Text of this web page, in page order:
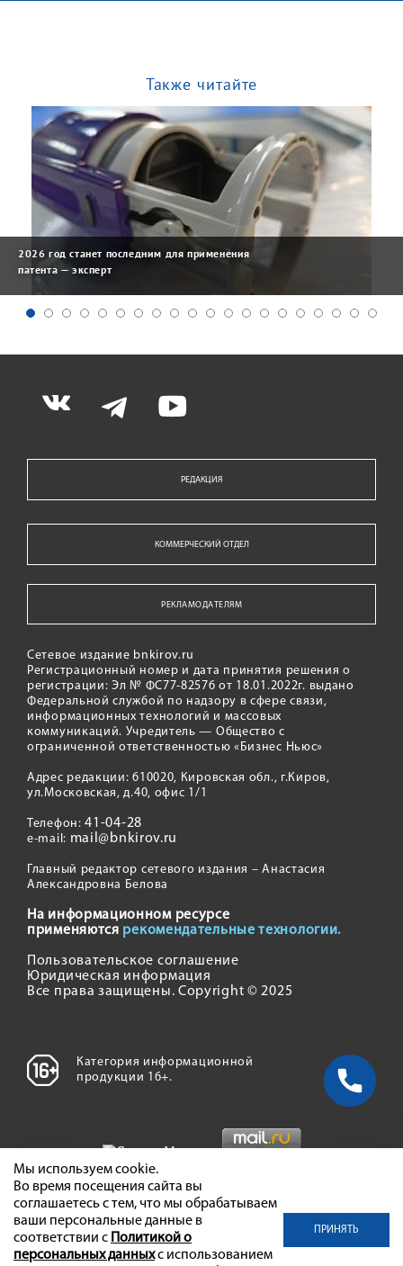
Также читайте
2026 год станет последним для применения
патента — эксперт
РЕДАКЦИЯ
КОММЕРЧЕСКИЙ ОТДЕЛ
РЕКЛАМОДАТЕЛЯМ
Сетевое издание bnkirov.ru
Регистрационный номер и дата принятия решения о
регистрации: Эл № ФС77-82576 от 18.01.2022г. выдано
Федеральной службой по надзору в сфере связи,
информационных технологий и массовых
коммуникаций. Учредитель — Общество с
ограниченной ответственностью «Бизнес Ньюс»
Адрес редакции: 610020, Кировская обл., г.Киров,
ул.Московская, д.40, офис 1/1
Телефон:41-04-28
e-mail: mail@bnkirov.ru
Главный редактор сетевого издания – Анастасия
Александровна Белова
На информационном ресурсе
применяются рекомендательные технологии.
Пользовательское соглашение
Юридическая информация
Все права защищены. Copyright © 2025
Категория информационной
продукции 16+.
Мы используем cookie.
Во время посещения сайта вы
соглашаетесь с тем, что мы обрабатываем
ваши персональные данные в
соответствии с Политикой о
персональных данныхс использованием
ПРИНЯТЬ